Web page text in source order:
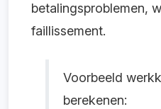
betalingsproblemen,
faillissement.
Voorbeeld
berekenen: